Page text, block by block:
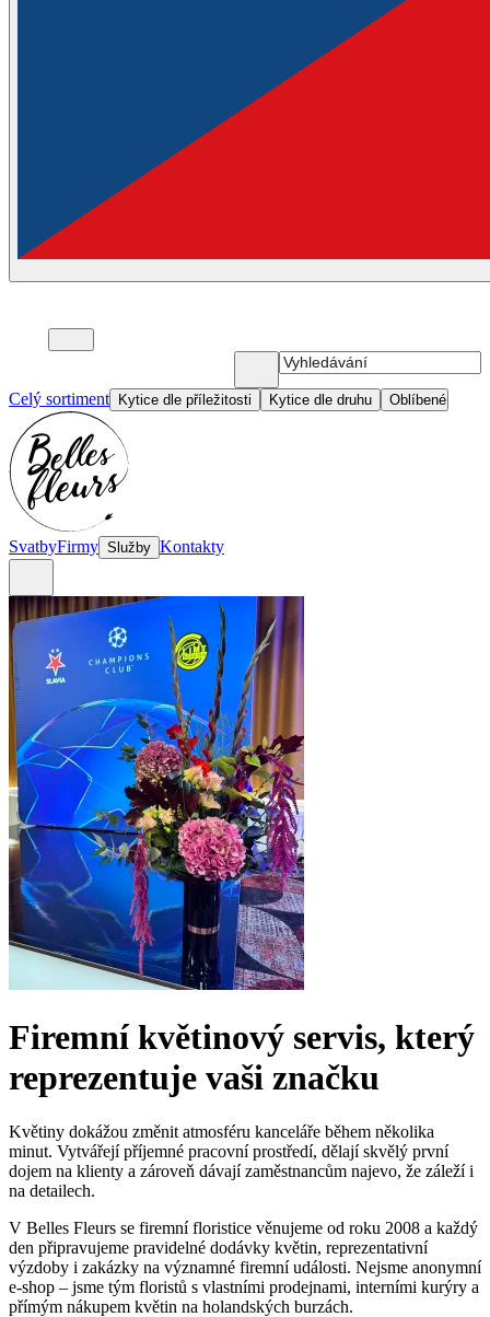
Celý sortiment Kytice dle příležitosti Kytice dle druhu Oblíbené
SvatbyFirmy Služby Kontakty
Firemní květinový servis, který
reprezentuje vaši značku
Květiny dokážou změnit atmosféru kanceláře během několika
minut. Vytvářejí příjemné pracovní prostředí, dělají skvělý první
dojem na klienty a zároveň dávají zaměstnancům najevo, že záleží i
na detailech.
V Belles Fleurs se firemní floristice věnujeme od roku 2008 a každý
den připravujeme pravidelné dodávky květin, reprezentativní
výzdoby i zakázky na významné firemní události. Nejsme anonymní
e-shop – jsme tým floristů s vlastními prodejnami, interními kurýry a
přímým nákupem květin na holandských burzách.